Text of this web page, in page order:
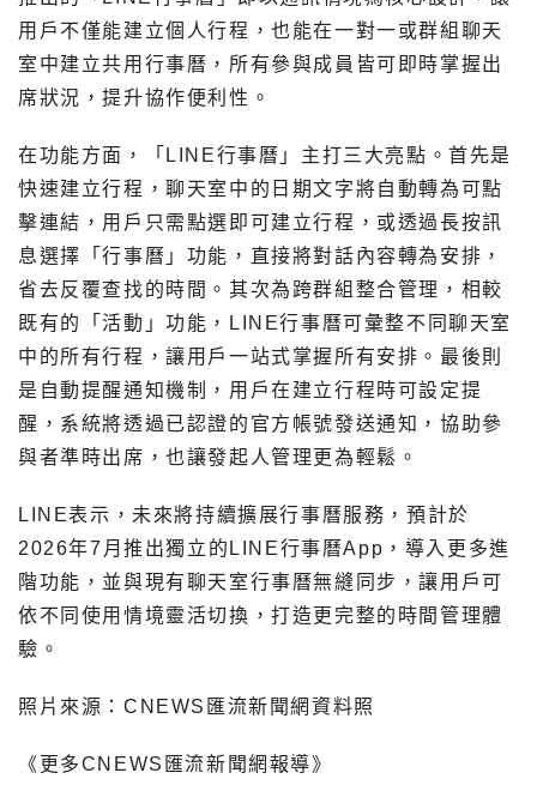
用戶不僅能建立個人行程，也能在一對一或群組聊天
室中建立共用行事曆，所有參與成員皆可即時掌握出
席狀況，提升協作便利性。
在功能方面，「LINE行事曆」主打三大亮點。首先是
快速建立行程，聊天室中的日期文字將自動轉為可點
擊連結，用戶只需點選即可建立行程，或透過長按訊
息選擇「行事曆」功能，直接將對話內容轉為安排，
省去反覆查找的時間。其次為跨群組整合管理，相較
既有的「活動」功能，LINE行事曆可彙整不同聊天室
中的所有行程，讓用戶一站式掌握所有安排。最後則
是自動提醒通知機制，用戶在建立行程時可設定提
醒，系統將透過已認證的官方帳號發送通知，協助參
與者準時出席，也讓發起人管理更為輕鬆。
LINE表示，未來將持續擴展行事曆服務，預計於
2026年7月推出獨立的LINE行事曆App，導入更多進
階功能，並與現有聊天室行事曆無縫同步，讓用戶可
依不同使用情境靈活切換，打造更完整的時間管理體
驗。
照片來源：CNEWS匯流新聞網資料照
《更多CNEWS匯流新聞網報導》